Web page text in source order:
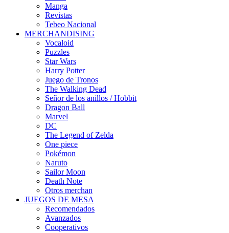
Manga
Revistas
Tebeo Nacional
MERCHANDISING
Vocaloid
Puzzles
Star Wars
Harry Potter
Juego de Tronos
The Walking Dead
Señor de los anillos / Hobbit
Dragon Ball
Marvel
DC
The Legend of Zelda
One piece
Pokémon
Naruto
Sailor Moon
Death Note
Otros merchan
JUEGOS DE MESA
Recomendados
Avanzados
Cooperativos